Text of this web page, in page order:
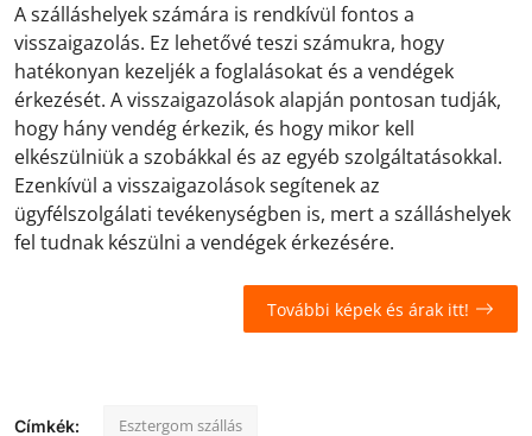
A szálláshelyek számára is rendkívül fontos a
visszaigazolás. Ez lehetővé teszi számukra, hogy
hatékonyan kezeljék a foglalásokat és a vendégek
érkezését. A visszaigazolások alapján pontosan tudják,
hogy hány vendég érkezik, és hogy mikor kell
elkészülniük a szobákkal és az egyéb szolgáltatásokkal.
Ezenkívül a visszaigazolások segítenek az
ügyfélszolgálati tevékenységben is, mert a szálláshelyek
fel tudnak készülni a vendégek érkezésére.
További képek és árak itt!
Címkék: Esztergom szállás